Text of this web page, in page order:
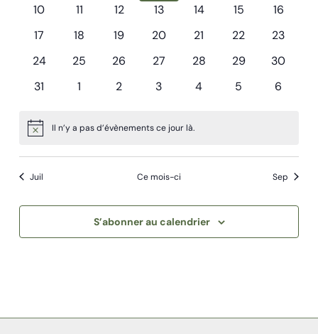
0
10
0
11
0
12
0
13
0
14
0
15
0
16
0
17
0
18
0
19
0
20
0
21
0
22
0
23
0
24
0
25
0
26
0
27
0
28
0
29
0
30
0
31
01
0
2
0
3
0
4
0
5
0
6
NoticeIl n’y a pas d’évènements ce jour là.
Juil Ce mois-ci Sep
S’abonner au calendrier